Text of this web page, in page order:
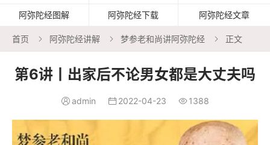
阿弥陀经图解 阿弥陀经下载 阿弥陀经文章
首页  阿弥陀经讲解  梦参老和尚讲阿弥陀经  正文
第6讲丨出家后不论男女都是大丈夫吗
 admin  2022-04-23  1388